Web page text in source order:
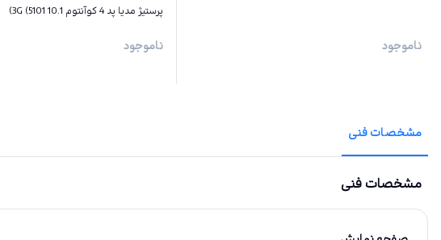
ناموجود
پرستیژ مدیا پد 4 کوآنتوم 10.1 3G (5101)
ناموجود
مشخصات فنی
مشخصات فنی